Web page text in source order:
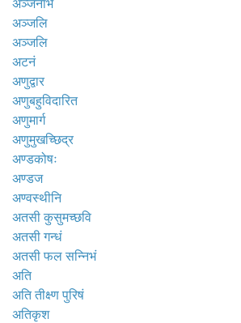
अञ्जनाभं
अञ्जलि
अञ्जलि
अटनं
अणुद्वार
अणुबहुविदारित
अणुमार्ग
अणुमुखच्छिद्र
अण्डकोषः
अण्डज
अण्वस्थीनि
अतसी कुसुमच्छवि
अतसी गन्धं
अतसी फल सन्निभं
अति
अति तीक्ष्ण पुरिषं
अतिकृश